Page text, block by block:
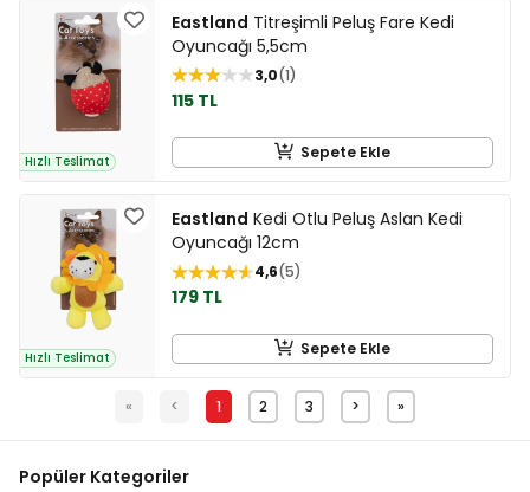
Hızlı Teslimat
Eastland Titreşimli Peluş Fare Kedi
Oyuncağı 5,5cm
3,0 1
115 TL
Sepete Ekle
Hızlı Teslimat
Eastland Kedi Otlu Peluş Aslan Kedi
Oyuncağı 12cm
4,6 5
179 TL
Sepete Ekle
« < 1 2 3 > »
Popüler Kategoriler